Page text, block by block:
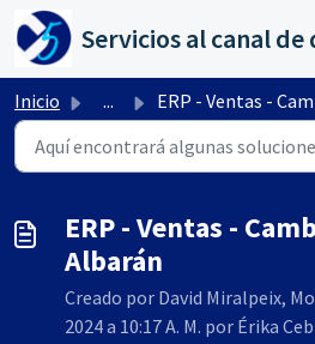
Saltar al contenido principal
Inicio ... ERP - Ventas - Cambio de Cliente en Albarán
ERP - Ventas -
Albarán
Creado por David Miralpeix,
2024 a 10:17 A. M. por Érika